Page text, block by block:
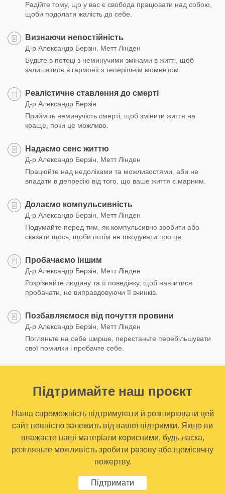
Радійте тому, що у вас є свобода працювати над собою,
щоби подолати жалість до себе.
Визнаючи непостійність
Д-р Александр Берзін, Метт Лінден
Будьте в потоці з неминучими змінами в житті, щоб
залишатися в гармонії з теперішнім моментом.
Реалістичне ставлення до смерті
Д-р Александр Берзін
Прийміть неминучість смерті, щоб змінити життя на
краще, поки це можливо.
Надаємо сенс життю
Д-р Александр Берзін, Метт Лінден
Працюйте над недоліками та можливостями, аби не
впадати в депресію від того, що ваше життя є марним.
Долаємо компульсивність
Д-р Александр Берзін, Метт Лінден
Подумайте перед тим, як компульсивно зробити або
сказати щось, щоби потім не шкодувати про це.
Пробачаємо іншим
Д-р Александр Берзін, Метт Лінден
Розрізняйте людину та її поведінку, щоб навчитися
пробачати, не виправдовуючи її вчинків.
Позбавляємося від почуття провини
Д-р Александр Берзін, Метт Лінден
Погляньте на себе ширше, перестаньте перебільшувати
свої помилки і пробачте себе.
Підтримайте наш проєкт
Наша спроможність підтримувати й розширювати цей
сайт повністю залежить від вашої підтримки. Якщо ви
вважаєте наші матеріали корисними, будь ласка,
розгляньте можливість зробити разову або щомісячну
пожертву.
Підтримати